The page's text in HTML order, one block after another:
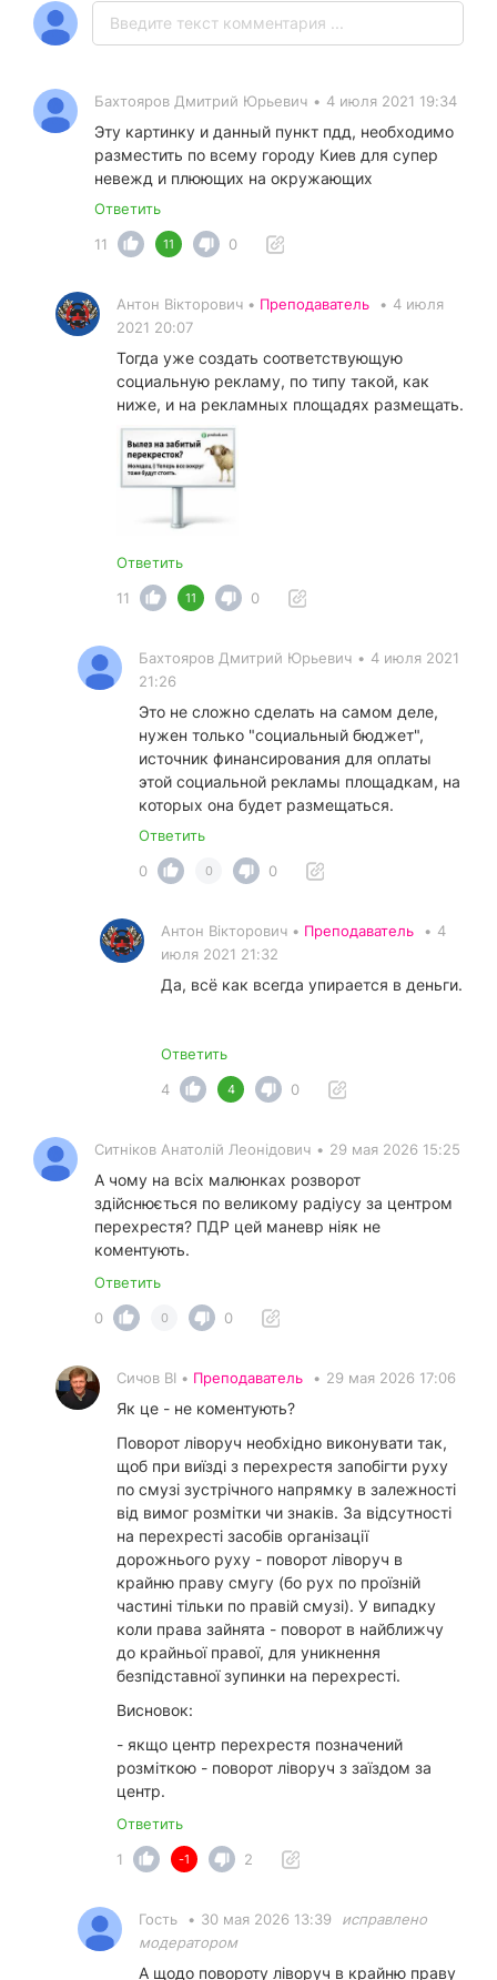
Бахтояров Дмитрий Юрьевич • 4 июля 2021 19:34
Эту картинку и данный пункт пдд, необходимо
разместить по всему городу Киев для супер
невежд и плюющих на окружающих
Ответить
11
11 0
Антон Вікторович • Преподаватель • 4 июля
2021 20:07
Тогда уже создать соответствующую
социальную рекламу, по типу такой, как
ниже, и на рекламных площадях размещать.
Ответить
11
11 0
Бахтояров Дмитрий Юрьевич • 4 июля 2021
21:26
Это не сложно сделать на самом деле,
нужен только "социальный бюджет",
источник финансирования для оплаты
этой социальной рекламы площадкам, на
которых она будет размещаться.
Ответить
0
0 0
Антон Вікторович • Преподаватель • 4
июля 2021 21:32
Да, всё как всегда упирается в деньги.
Ответить
4
4 0
Ситніков Анатолій Леонідович • 29 мая 2026 15:25
А чому на всіх малюнках розворот
здійснюється по великому радіусу за центром
перехрестя? ПДР цей маневр ніяк не
коментують.
Ответить
0
0 0
Сичов ВІ • Преподаватель • 29 мая 2026 17:06
Як це - не коментують?
Поворот ліворуч необхідно виконувати так,
щоб при виїзді з перехрестя запобігти руху
по смузі зустрічного напрямку в залежності
від вимог розмітки чи знаків. За відсутності
на перехресті засобів організації
дорожнього руху - поворот ліворуч в
крайню праву смугу (бо рух по проїзній
частині тільки по правій смузі). У випадку
коли права зайнята - поворот в найближчу
до крайньої правої, для уникнення
безпідставної зупинки на перехресті.
Висновок:
- якщо центр перехрестя позначений
розміткою - поворот ліворуч з заїздом за
центр.
Ответить
1
-1 2
Гость • 30 мая 2026 13:39
исправлено
модератором
А щодо повороту ліворуч в крайню праву